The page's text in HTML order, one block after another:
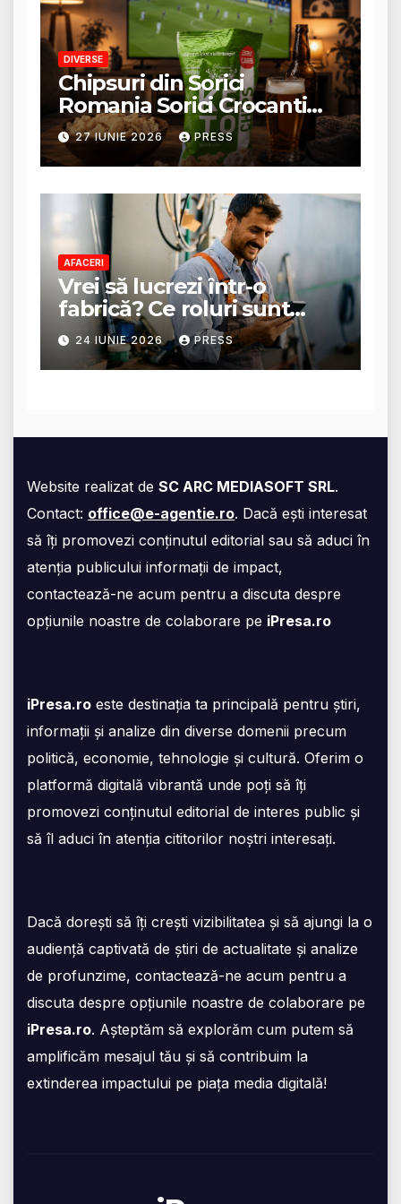
DIVERSE
Chipsuri din Sorici
Romania Sorici Crocanti
Magazin Online
27 IUNIE 2026 PRESS
AFACERI
Vrei să lucrezi într-o
fabrică? Ce roluri sunt
disponibile și ce presupun
acestea
24 IUNIE 2026 PRESS
Website realizat de SC ARC MEDIASOFT SRL.
Contact: office@e-agentie.ro. Dacă ești interesat
să îți promovezi conținutul editorial sau să aduci în
atenția publicului informații de impact,
contactează-ne acum pentru a discuta despre
opțiunile noastre de colaborare pe iPresa.ro
iPresa.ro este destinația ta principală pentru știri,
informații și analize din diverse domenii precum
politică, economie, tehnologie și cultură. Oferim o
platformă digitală vibrantă unde poți să îți
promovezi conținutul editorial de interes public și
să îl aduci în atenția cititorilor noștri interesați.
Dacă dorești să îți crești vizibilitatea și să ajungi la o
audiență captivată de știri de actualitate și analize
de profunzime, contactează-ne acum pentru a
discuta despre opțiunile noastre de colaborare pe
iPresa.ro. Așteptăm să explorăm cum putem să
amplificăm mesajul tău și să contribuim la
extinderea impactului pe piața media digitală!